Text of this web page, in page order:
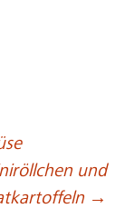
und
→